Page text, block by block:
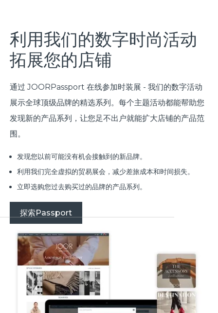
利用我们的数字时尚活动
拓展您的店铺
通过 JOORPassport 在线参加时装展 - 我们的数字活动
展示全球顶级品牌的精选系列。每个主题活动都能帮助您
发现新的产品系列，让您足不出户就能扩大店铺的产品范
围。
发现您以前可能没有机会接触到的新品牌。
利用我们完全虚拟的贸易展会，减少差旅成本和时间损失。
立即选购您过去购买过的品牌的产品系列。
探索Passport